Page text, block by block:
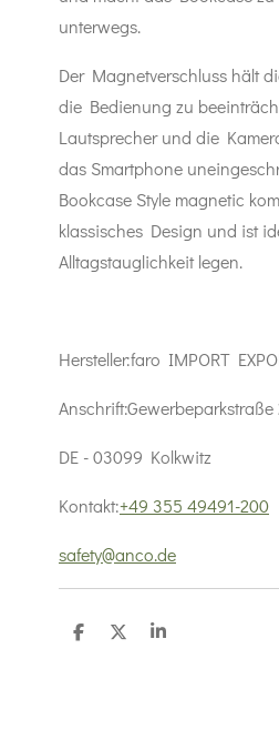
unterwegs.
Der Magnetverschluss hält
die Bedienung zu
Lautsprecher und die
das Smartphone
Bookcase Style magnetic
klassisches Design und ist
Alltagstauglichkeit legen.
Hersteller:faro IMPORT
Anschrift:Gewerbeparkstraße
DE - 03099 Kolkwitz
Kontakt:+49 355 49491-200
safety@anco.de
T
T
T